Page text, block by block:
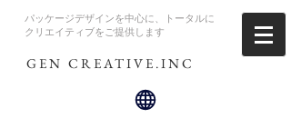
パッケージデザインを中心に、トータルに
クリエイティブをご提供します
GEN CREATIVE.INC